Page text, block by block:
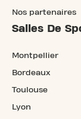
Nos partenaires
Salles De
Montpellier
Bordeaux
Toulouse
Lyon